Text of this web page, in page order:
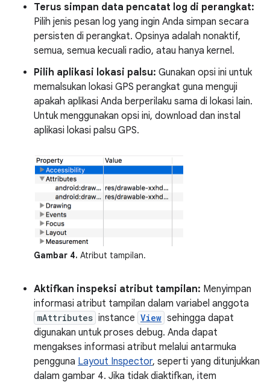
Terus simpan data pencatat log di perangkat:
Pilih jenis pesan log yang ingin Anda simpan secara
persisten di perangkat. Opsinya adalah nonaktif,
semua, semua kecuali radio, atau hanya kernel.
Pilih aplikasi lokasi palsu: Gunakan opsi ini untuk
memalsukan lokasi GPS perangkat guna menguji
apakah aplikasi Anda berperilaku sama di lokasi lain.
Untuk menggunakan opsi ini, download dan instal
aplikasi lokasi palsu GPS.
Gambar 4. Atribut tampilan.
Aktifkan inspeksi atribut tampilan: Menyimpan
informasi atribut tampilan dalam variabel anggota
mAttributes instance View sehingga dapat
digunakan untuk proses debug. Anda dapat
mengakses informasi atribut melalui antarmuka
pengguna Layout Inspector, seperti yang ditunjukkan
dalam gambar 4. Jika tidak diaktifkan, item